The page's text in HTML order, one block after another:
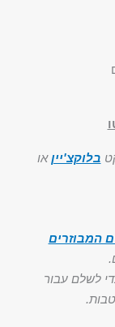
בלוקצ'ייןאו
המבוזרים
לשלם עבור